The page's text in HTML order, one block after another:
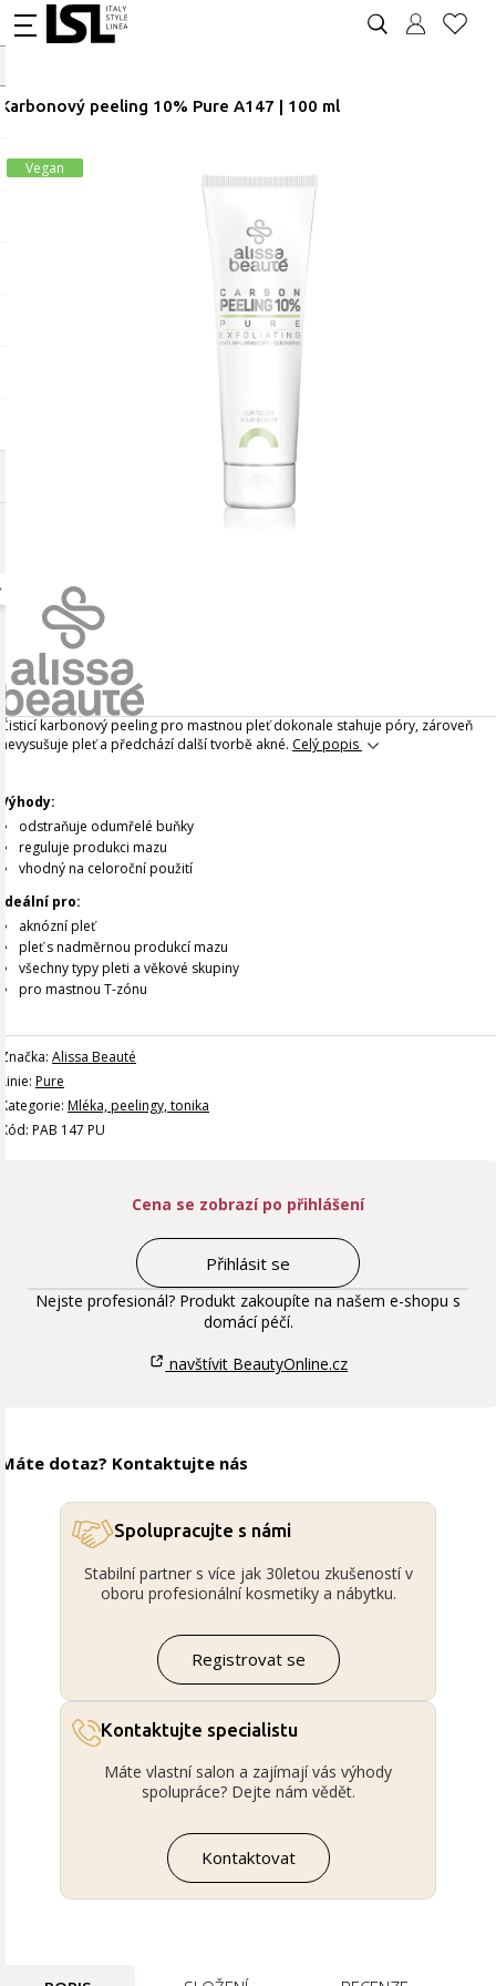
Karbonový peeling 10% Pure A147 | 100 ml
Vegan
Čisticí karbonový peeling pro mastnou pleť dokonale stahuje póry, zároveň
nevysušuje pleť a předchází další tvorbě akné. Celý popis
Výhody:
odstraňuje odumřelé buňky
reguluje produkci mazu
vhodný na celoroční použití
Ideální pro:
aknózní pleť
pleť s nadměrnou produkcí mazu
všechny typy pleti a věkové skupiny
pro mastnou T-zónu
Značka: Alissa Beauté
Linie: Pure
Kategorie: Mléka, peelingy, tonika
Kód: PAB 147 PU
Cena se zobrazí po přihlášení
Přihlásit se
Nejste profesionál? Produkt zakoupíte na našem e-shopu s
domácí péčí.
navštívit BeautyOnline.cz
Máte dotaz? Kontaktujte nás
Spolupracujte s námi
Stabilní partner s více jak 30letou zkušeností v
oboru profesionální kosmetiky a nábytku.
Registrovat se
Kontaktujte specialistu
Máte vlastní salon a zajímají vás výhody
spolupráce? Dejte nám vědět.
Kontaktovat